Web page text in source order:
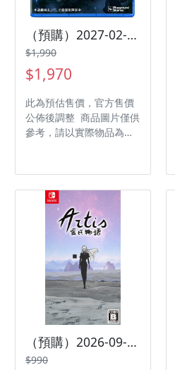
（預購）2027-02-24 PS5 Fable 神鬼寓言 中文版
$1,990
$1,970
此為預估售價，官方售價
公佈後調整 商品圖片僅供
參考，請以實際物品為主
台：PlayStation 5 遊戲
類型：角色扮演 遊玩人
數： 1 人 作品分級：限
制級 製作廠商：
Lionhead Studios 發行
廠商：Microsoft 代理廠
商：傑仕登
（預購）2026-09-17 NS 愛氏物語 Artis Impact 中文版
$990